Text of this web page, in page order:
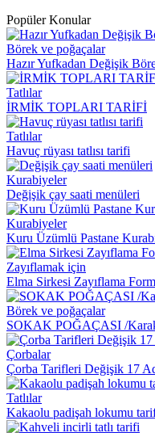
Popüler Konular
Börek ve poğaçalar
Hazır Yufkadan Değişik
Tatlılar
İRMİK TOPLARI TARİFİ
Tatlılar
Havuç rüyası tatlısı tarifi
Kurabiyeler
Değişik çay saati menüleri
Kurabiyeler
Kuru Üzümlü Pastane
Zayıflamak için
Elma Sirkesi Zayıflama
Börek ve poğaçalar
SOKAK POĞAÇASI /
Çorbalar
Çorba Tarifleri Değişik 17
Tatlılar
Kakaolu padişah lokumu